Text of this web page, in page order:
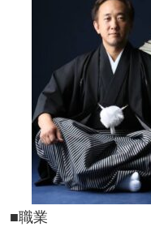
■職業